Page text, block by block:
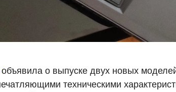
объявила о выпуске двух новых
техническими